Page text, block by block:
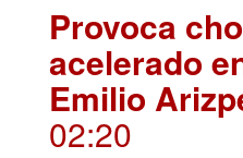
Provoca
acelerado
Emilio
02:20